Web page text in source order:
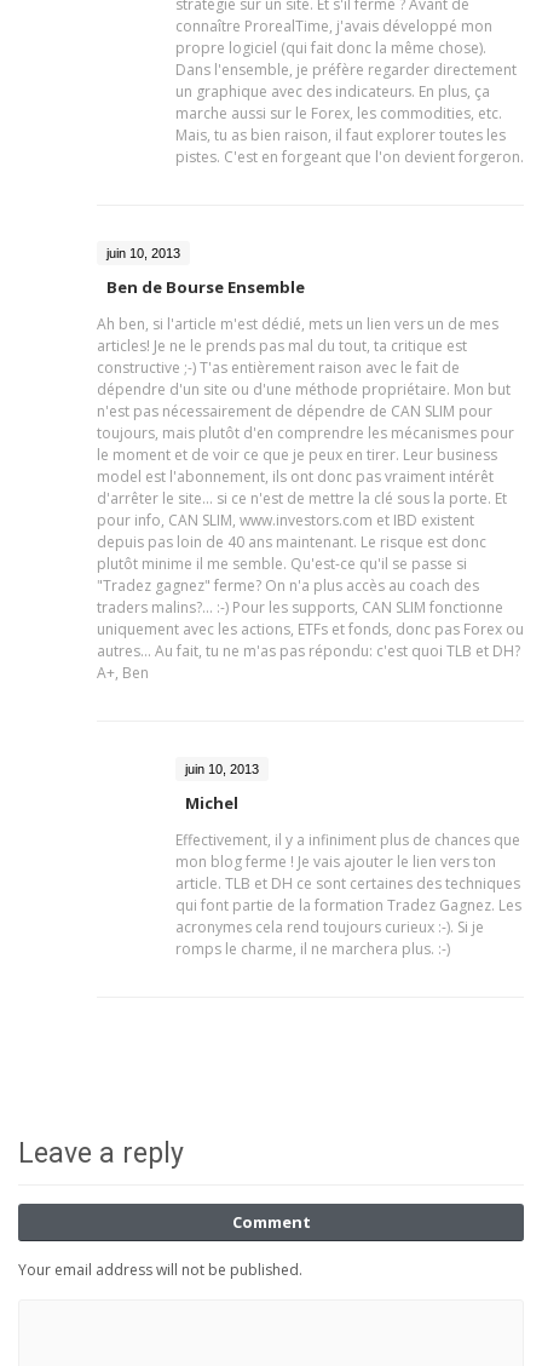
stratégie sur un site. Et s'il ferme ? Avant de
connaître ProrealTime, j'avais développé mon
propre logiciel (qui fait donc la même chose).
Dans l'ensemble, je préfère regarder directement
un graphique avec des indicateurs. En plus, ça
marche aussi sur le Forex, les commodities, etc.
Mais, tu as bien raison, il faut explorer toutes les
pistes. C'est en forgeant que l'on devient forgeron.
juin 10, 2013
Ben de Bourse Ensemble
Ah ben, si l'article m'est dédié, mets un lien vers un de mes
articles! Je ne le prends pas mal du tout, ta critique est
constructive ;-) T'as entièrement raison avec le fait de
dépendre d'un site ou d'une méthode propriétaire. Mon but
n'est pas nécessairement de dépendre de CAN SLIM pour
toujours, mais plutôt d'en comprendre les mécanismes pour
le moment et de voir ce que je peux en tirer. Leur business
model est l'abonnement, ils ont donc pas vraiment intérêt
d'arrêter le site... si ce n'est de mettre la clé sous la porte. Et
pour info, CAN SLIM, www.investors.com et IBD existent
depuis pas loin de 40 ans maintenant. Le risque est donc
plutôt minime il me semble. Qu'est-ce qu'il se passe si
"Tradez gagnez" ferme? On n'a plus accès au coach des
traders malins?... :-) Pour les supports, CAN SLIM fonctionne
uniquement avec les actions, ETFs et fonds, donc pas Forex ou
autres... Au fait, tu ne m'as pas répondu: c'est quoi TLB et DH?
A+, Ben
juin 10, 2013
Michel
Effectivement, il y a infiniment plus de chances que
mon blog ferme ! Je vais ajouter le lien vers ton
article. TLB et DH ce sont certaines des techniques
qui font partie de la formation Tradez Gagnez. Les
acronymes cela rend toujours curieux :-). Si je
romps le charme, il ne marchera plus. :-)
Leave a reply
Comment
Your email address will not be published.